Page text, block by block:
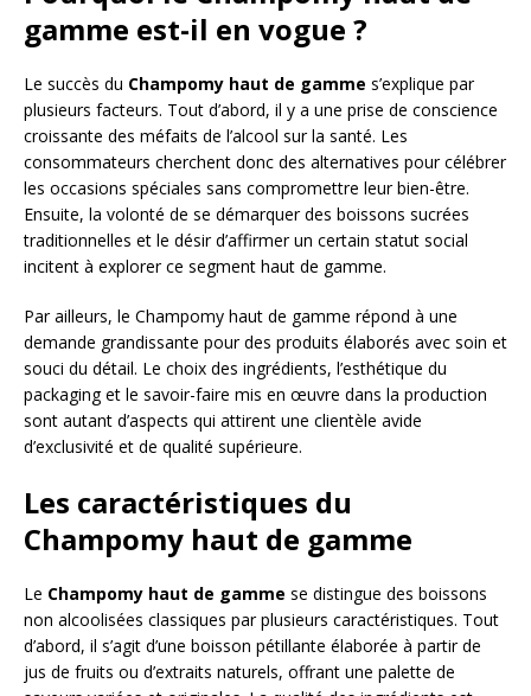
gamme est-il en vogue ?
Le succès du Champomy haut de gamme s’explique par
plusieurs facteurs. Tout d’abord, il y a une prise de conscience
croissante des méfaits de l’alcool sur la santé. Les
consommateurs cherchent donc des alternatives pour célébrer
les occasions spéciales sans compromettre leur bien-être.
Ensuite, la volonté de se démarquer des boissons sucrées
traditionnelles et le désir d’affirmer un certain statut social
incitent à explorer ce segment haut de gamme.
Par ailleurs, le Champomy haut de gamme répond à une
demande grandissante pour des produits élaborés avec soin et
souci du détail. Le choix des ingrédients, l’esthétique du
packaging et le savoir-faire mis en œuvre dans la production
sont autant d’aspects qui attirent une clientèle avide
d’exclusivité et de qualité supérieure.
Les caractéristiques du
Champomy haut de gamme
Le Champomy haut de gamme se distingue des boissons
non alcoolisées classiques par plusieurs caractéristiques. Tout
d’abord, il s’agit d’une boisson pétillante élaborée à partir de
jus de fruits ou d’extraits naturels, offrant une palette de